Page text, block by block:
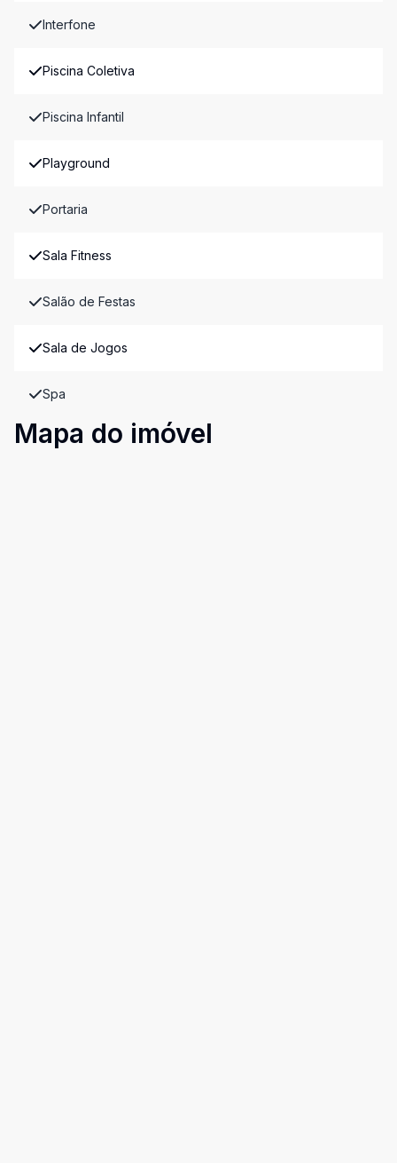
Interfone
Piscina Coletiva
Piscina Infantil
Playground
Portaria
Sala Fitness
Salão de Festas
Sala de Jogos
Spa
Mapa do imóvel